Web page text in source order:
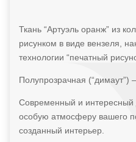
Ткань “Артуэль оранж” из
рисунком в виде вензеля,
технологии “печатный
Полупрозрачная (“димаут”)
Современный и интересный
особую атмосферу вашего
созданный интерьер.